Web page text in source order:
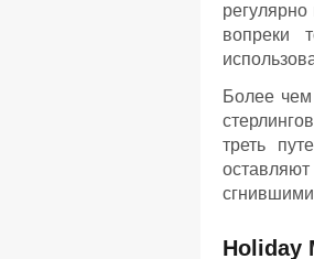
вопреки
Более
треть
сгнившими
Holiday